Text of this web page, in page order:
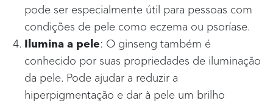
pode ser especialmente útil para pessoas com
condições de pele como eczema ou psoríase.
Ilumina a pele: O ginseng também é
conhecido por suas propriedades de iluminação
da pele. Pode ajudar a reduzir a
hiperpigmentação e dar à pele um brilho